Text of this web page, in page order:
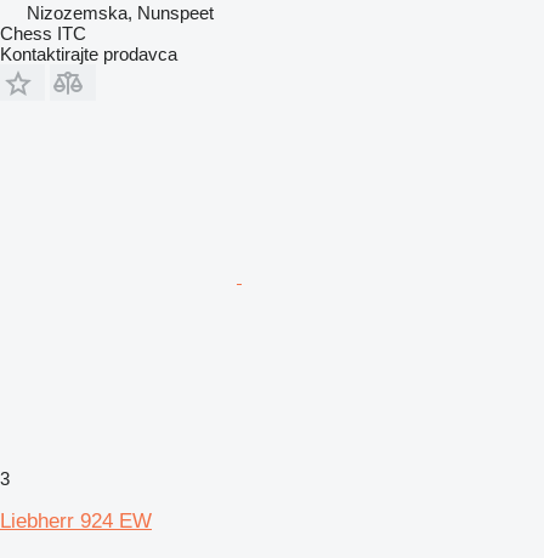
Nizozemska, Nunspeet
Chess ITC
Kontaktirajte prodavca
3
Liebherr 924 EW